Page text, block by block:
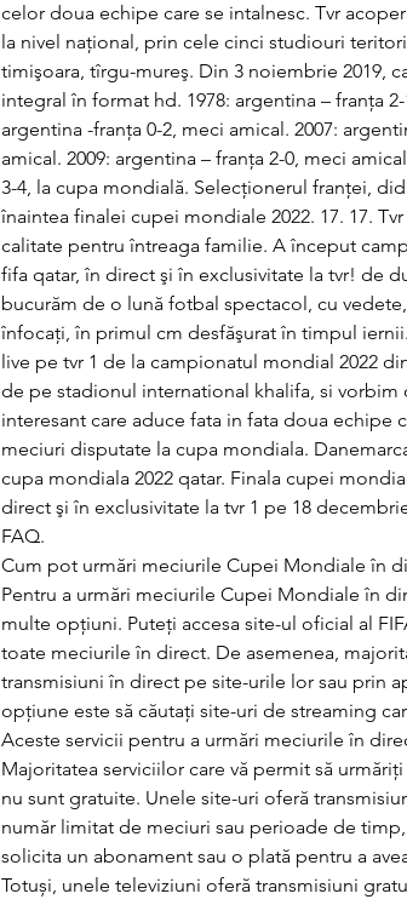
celor doua echipe care se intalnesc. Tvr
la nivel naţional, prin cele cinci studiouri
timişoara, tîrgu-mureş. Din 3 noiembrie 2019,
integral în format hd. 1978: argentina – franța
argentina -franța 0-2, meci amical. 2007:
amical. 2009: argentina – franța 2-0, meci
3-4, la cupa mondială. Selecționerul franței,
înaintea finalei cupei mondiale 2022. 17. 17.
calitate pentru întreaga familie. A început
fifa qatar, în direct şi în exclusivitate la tvr! de
bucurăm de o lună fotbal spectacol, cu
înfocaţi, în primul cm desfăşurat în timpul
live pe tvr 1 de la campionatul mondial 2022
de pe stadionul international khalifa, si
interesant care aduce fata in fata doua echipe
meciuri disputate la cupa mondiala.
cupa mondiala 2022 qatar. Finala cupei
direct şi în exclusivitate la tvr 1 pe 18
FAQ.
Cum pot urmări meciurile Cupei Mondiale în
Pentru a urmări meciurile Cupei Mondiale în
multe opțiuni. Puteți accesa site-ul oficial al
toate meciurile în direct. De asemenea,
transmisiuni în direct pe site-urile lor sau prin
opțiune este să căutați site-uri de streaming
Aceste servicii pentru a urmări meciurile în
Majoritatea serviciilor care vă permit să
nu sunt gratuite. Unele site-uri oferă
număr limitat de meciuri sau perioade de
solicita un abonament sau o plată pentru a
Totuși, unele televiziuni oferă transmisiuni